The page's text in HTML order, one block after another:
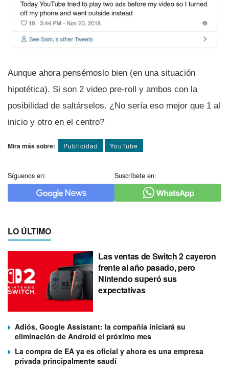
Aunque ahora pensémoslo bien (en una situación
hipotética). Si son 2 video pre-roll y ambos con la
posibilidad de saltárselos. ¿No serí­a eso mejor que 1 al
inicio y otro en el centro?
Mira más sobre: Publicidad YouTube
Síguenos en: Suscríbete en:
LO ÚLTIMO
Las ventas de Switch 2 cayeron
frente al año pasado, pero
Nintendo superó sus
expectativas
Adiós, Google Assistant: la compañía iniciará su
eliminación de Android el próximo mes
La compra de EA ya es oficial y ahora es una empresa
privada principalmente saudí